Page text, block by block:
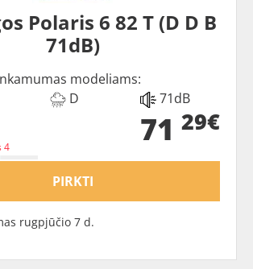
Polaris 6 82 T (D D B
71dB)
modeliams:
D 71dB
4 71 29€
PIRKTI
rugpjūčio 7 d.